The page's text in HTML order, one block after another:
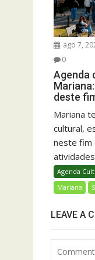
ago 7,
0
Agenda
deste
Mariana
cultural,
neste fim
Agenda
Mariana
LEAVE A